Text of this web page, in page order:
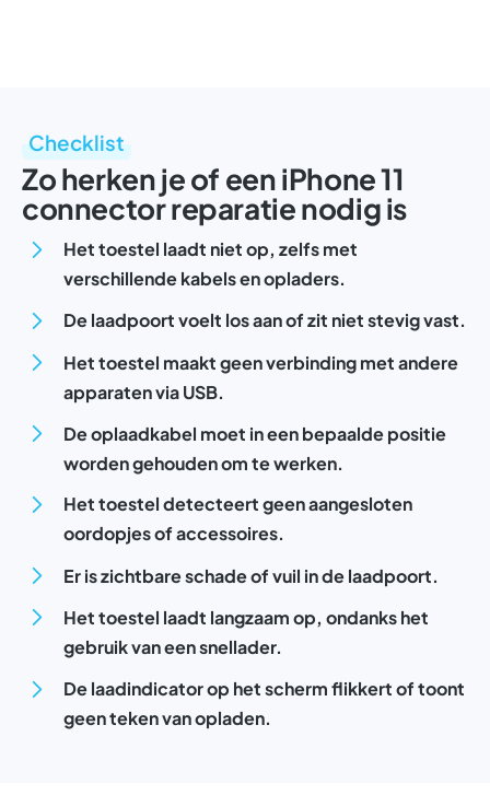
Checklist
Zo herken je of een iPhone 11
connector reparatie nodig is
Het toestel laadt niet op, zelfs met
verschillende kabels en opladers.
De laadpoort voelt los aan of zit niet stevig vast.
Het toestel maakt geen verbinding met andere
apparaten via USB.
De oplaadkabel moet in een bepaalde positie
worden gehouden om te werken.
Het toestel detecteert geen aangesloten
oordopjes of accessoires.
Er is zichtbare schade of vuil in de laadpoort.
Het toestel laadt langzaam op, ondanks het
gebruik van een snellader.
De laadindicator op het scherm flikkert of toont
geen teken van opladen.